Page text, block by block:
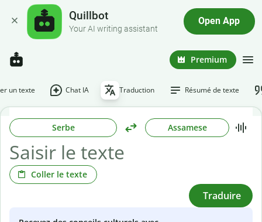
Quillbot
Your AI writing assistant
Open App
Premium
un texte Chat IA Traduction Résumé de texte
Serbe Assamese
Coller le texte
Traduire